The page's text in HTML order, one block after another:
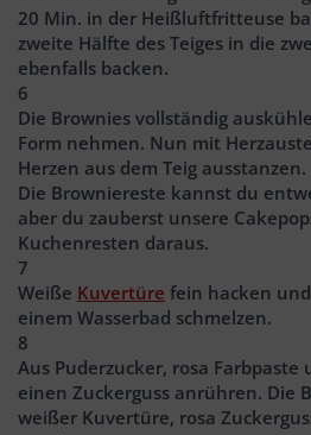
20 Min. in der Heißluftfritteuse
zweite Hälfte des Teiges in die
ebenfalls backen.
6
Die Brownies vollständig
Form nehmen. Nun mit
Herzen aus dem Teig ausstanzen.
Die Browniereste kannst du
aber du zauberst unsere
Kuchenresten daraus.
7
Weiße Kuvertüre fein hacken
einem Wasserbad schmelzen.
8
Aus Puderzucker, rosa Farbpaste
einen Zuckerguss anrühren. Die
weißer Kuvertüre, rosa